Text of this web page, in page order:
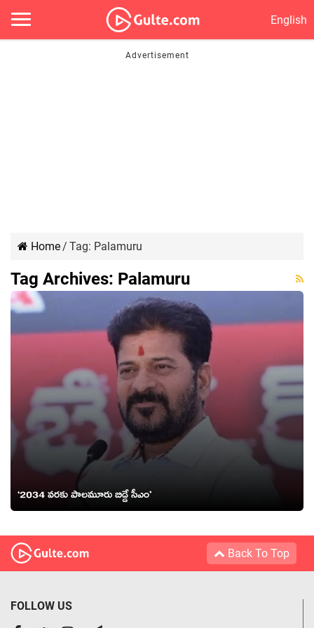
English
Home/ Tag: Palamuru
Tag Archives: Palamuru
‘2034 వ‌ర‌కు పాల‌మూరు బిడ్డే సీఎం’
Back To Top
FOLLOW US